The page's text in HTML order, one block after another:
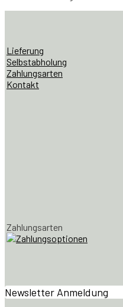
Lieferung
Selbstabholung
Zahlungsarten
Kontakt
Zahlungsarten
Newsletter Anmeldung